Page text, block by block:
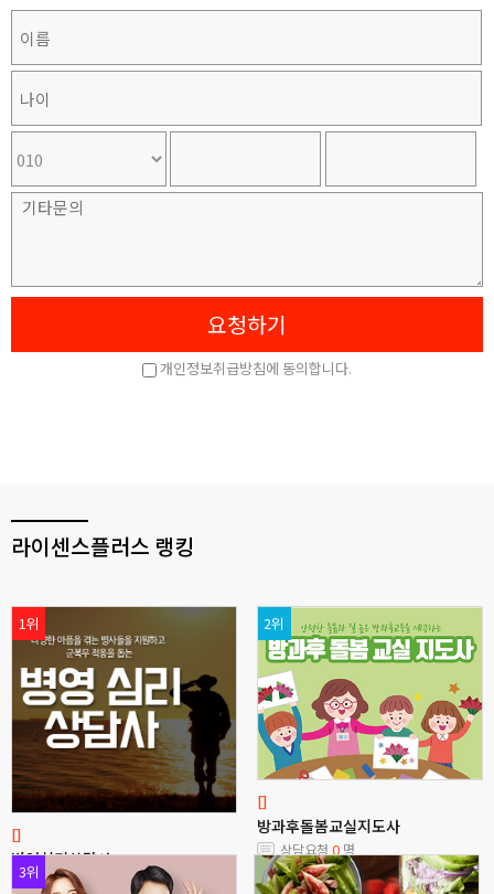
라이센스플러스 랭킹
1위
[]
병영심리상담사
상담요청0
2위
[]
방과후돌봄교실지도사
상담요청 0명
3위